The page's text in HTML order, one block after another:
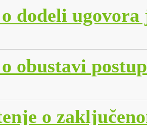
dodeli ugovora
obustavi
o